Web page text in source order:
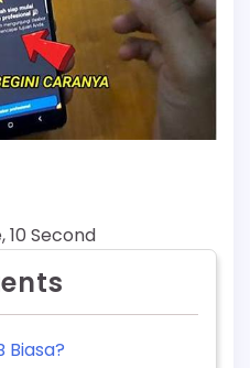
10 Second
Biasa?